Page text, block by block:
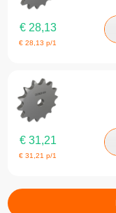
€28,13
€28,13 p/1
€31,21
€31,21 p/1